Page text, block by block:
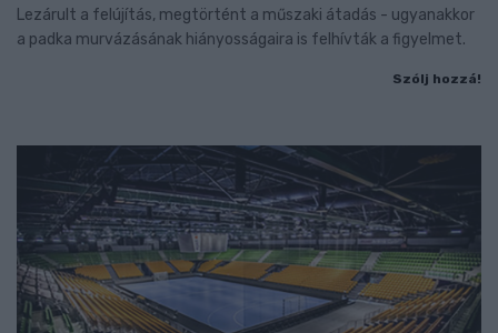
Lezárult a felújítás, megtörtént a műszaki átadás - ugyanakkor
a padka murvázásának hiányosságaira is felhívták a figyelmet.
Szólj hozzá!